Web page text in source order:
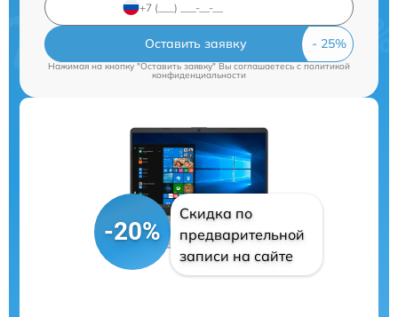
Оставить заявку
Нажимая на кнопку "Оставить заявку" Вы соглашаетесь cполитикой
конфиденциальности
-20%
Скидка по
предварительной
записи на сайте